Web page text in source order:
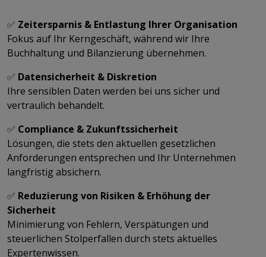
✅ ​​​​​​​ Zeitersparnis & Entlastung Ihrer Organisation
Fokus auf Ihr Kerngeschäft, während wir Ihre
Buchhaltung und Bilanzierung übernehmen.
✅ Datensicherheit & Diskretion
Ihre sensiblen Daten werden bei uns sicher und
vertraulich behandelt.
✅ Compliance & Zukunftssicherheit
Lösungen, die stets den aktuellen gesetzlichen
Anforderungen entsprechen und Ihr Unternehmen
langfristig absichern.
✅ Reduzierung von Risiken & Erhöhung der
Sicherheit
Minimierung von Fehlern, Verspätungen und
steuerlichen Stolperfallen durch stets aktuelles
Expertenwissen.